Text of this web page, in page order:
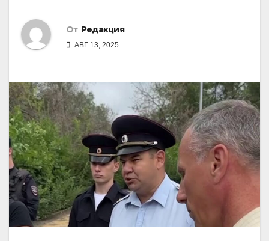
От Редакция
АВГ 13, 2025